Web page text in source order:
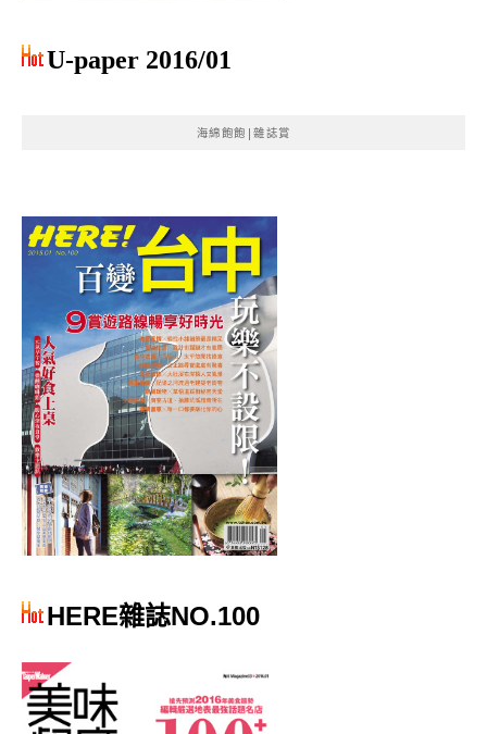
U-paper 2016/01
海綿飽飽|雜誌賞
HERE雜誌NO.100